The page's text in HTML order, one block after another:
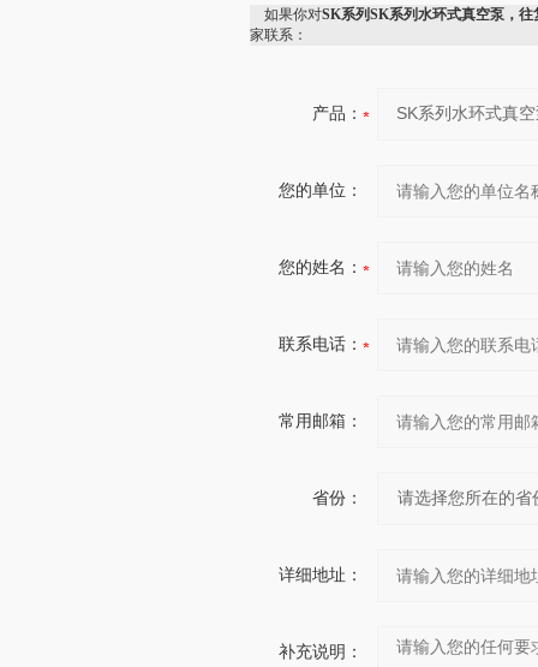
如果你对SK系列SK系列水环式真空泵，往
家联系：
产品：
您的单位：
您的姓名：
联系电话：
常用邮箱：
省份：
详细地址：
补充说明：